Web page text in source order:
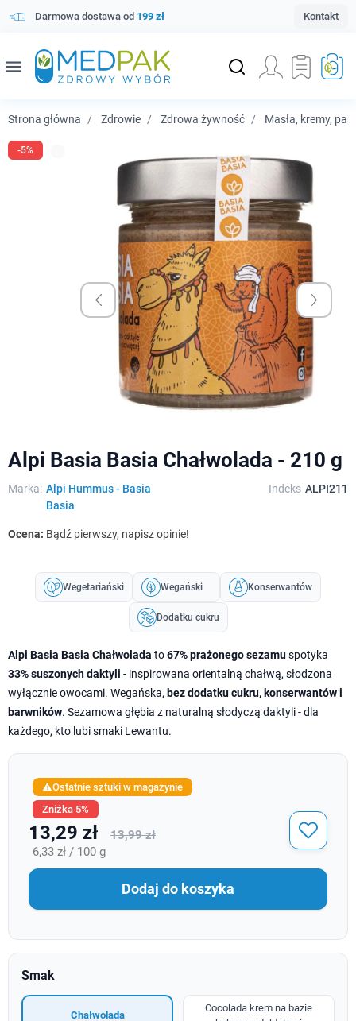
Darmowa dostawa od 199 zł Kontakt
menu
Strona główna Zdrowie Zdrowa żywność Masła, kremy,
-5%
Alpi Basia Basia Chałwolada - 210 g
Marka: Alpi Hummus - Basia
Basia
Indeks ALPI211
Ocena: Bądź pierwszy, napisz opinie!
Wegetariański Wegański Konserwantów
Dodatku cukru
Alpi Basia Basia Chałwolada to67% prażonego sezamuspotyka
33% suszonych daktyli - inspirowana orientalną chałwą, słodzona
wyłącznie owocami. Wegańska, bez dodatku cukru, konserwantów i
barwników. Sezamowa głębia z naturalną słodyczą daktyli - dla
każdego, kto lubi smaki Lewantu.
Ostatnie sztuki w magazynie
Zniżka 5%
13,29 zł
13,99 zł
6,33 zł / 100 g
Dodaj do koszyka
Smak
Chałwolada
Cocolada krem na bazie